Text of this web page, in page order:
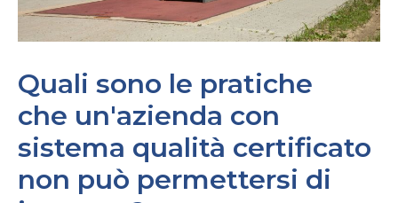
Quali sono le pratiche
che un'azienda con
sistema qualità certificato
non può permettersi di